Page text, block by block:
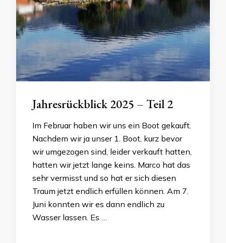
Jahresrückblick 2025 – Teil 2
Im Februar haben wir uns ein Boot gekauft.
Nachdem wir ja unser 1. Boot, kurz bevor
wir umgezogen sind, leider verkauft hatten,
hatten wir jetzt lange keins. Marco hat das
sehr vermisst und so hat er sich diesen
Traum jetzt endlich erfüllen können. Am 7.
Juni konnten wir es dann endlich zu
Wasser lassen. Es …